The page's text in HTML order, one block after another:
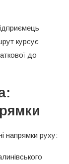
курсує
до
напрямки руху: